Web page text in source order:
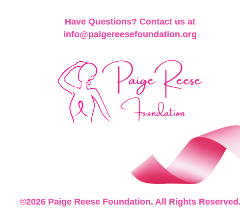
Have Questions? Contact us at
info@paigereesefoundation.org
©2026 Paige Reese Foundation. All Rights